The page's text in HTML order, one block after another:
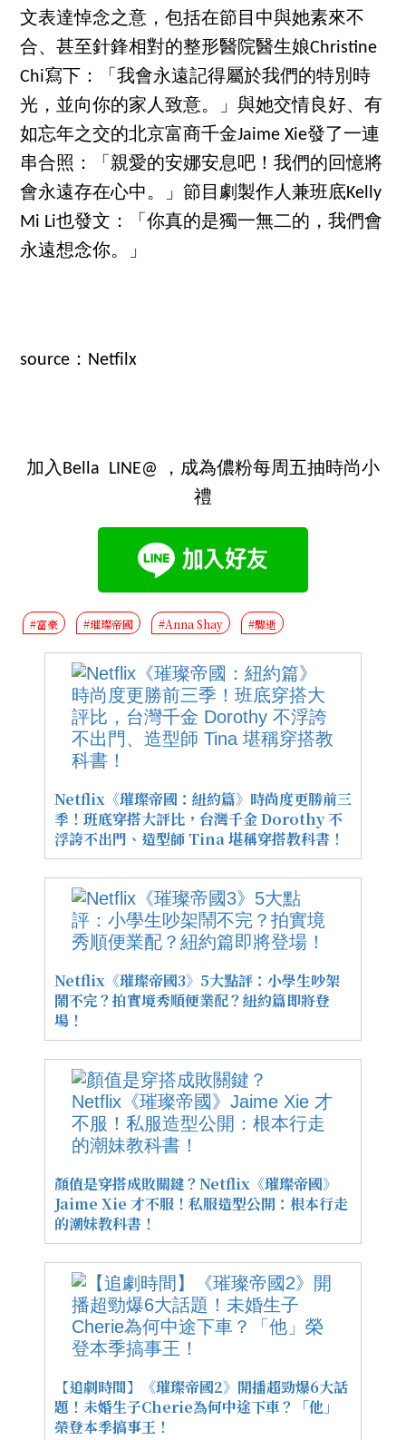
文表達悼念之意，包括在節目中與她素來不
合、甚至針鋒相對的整形醫院醫生娘Christine
Chi寫下：「我會永遠記得屬於我們的特別時
光，並向你的家人致意。」與她交情良好、有
如忘年之交的北京富商千金Jaime Xie發了一連
串合照：「親愛的安娜安息吧！我們的回憶將
會永遠存在心中。」節目劇製作人兼班底Kelly
Mi Li也發文：「你真的是獨一無二的，我們會
永遠想念你。」
source：Netfilx
加入Bella LINE@ ，成為儂粉每周五抽時尚小
禮
#富豪 #璀璨帝國 #Anna Shay #驟逝
Netflix《璀璨帝國：紐約篇》時尚度更勝前三
季！班底穿搭大評比，台灣千金 Dorothy 不
浮誇不出門、造型師 Tina 堪稱穿搭教科書！
Netflix《璀璨帝國3》5大點評：小學生吵架
鬧不完？拍實境秀順便業配？紐約篇即將登
場！
顏值是穿搭成敗關鍵？Netflix《璀璨帝國》
Jaime Xie 才不服！私服造型公開：根本行走
的潮妹教科書！
【追劇時間】《璀璨帝國2》開播超勁爆6大話
題！未婚生子Cherie為何中途下車？「他」
榮登本季搞事王！